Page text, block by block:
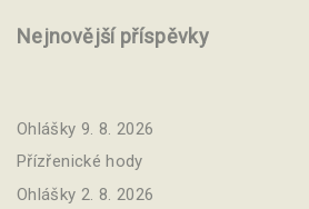
Nejnovější příspěvky
Ohlášky 9. 8. 2026
Přízřenické hody
Ohlášky 2. 8. 2026